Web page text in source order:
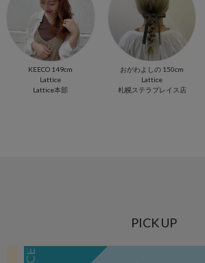
KEECO 149cm
Lattice
Lattice本部
おがわよしの 150cm
Lattice
札幌ステラプレイス店
PICK UP